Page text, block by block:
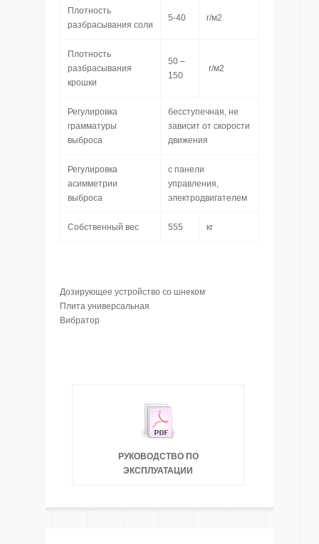
Плотность
разбрасывания соли
5-40 г/м2
Плотность
разбрасывания
крошки
50 –
150
г/м2
Регулировка
грамматуры
выброса
бесступечная, не
зависит от скорости
движения
Регулировка
асимметрии
выброса
с панели
управления,
электродвигателем
Собственный вес 555 кг
Дозирующее устройство сo шнеком
Плита универсальная
Вибратор
РУКОВОДСТВО ПО
ЭКСПЛУАТАЦИИ